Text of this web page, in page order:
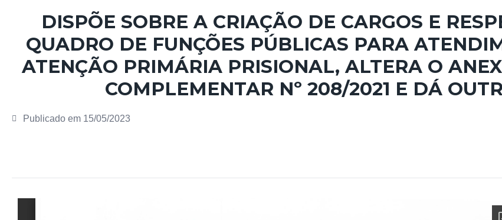
DISPÕE SOBRE A CRIAÇÃO DE CARGOS E
QUADRO DE FUNÇÕES PÚBLICAS PARA
ATENÇÃO PRIMÁRIA PRISIONAL, ALTERA O
COMPLEMENTAR Nº 208/2021 E DÁ
Publicado em 15/05/2023